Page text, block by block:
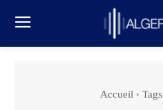
Accueil Tags